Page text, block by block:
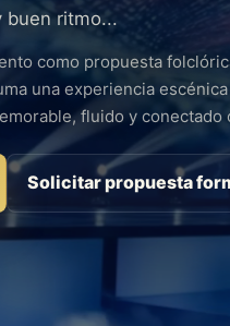
buen ritmo...
como propuesta
una experiencia
fluido y conectado
Solicitar propuesta